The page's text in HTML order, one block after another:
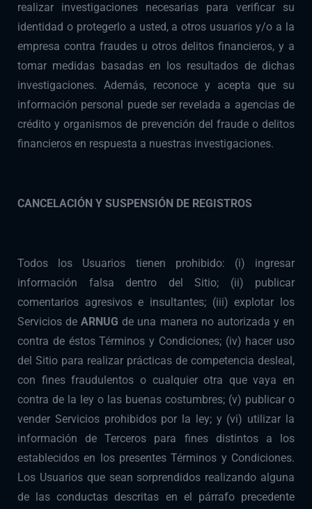
realizar investigaciones necesarias para verificar su
identidad o protegerlo a usted, a otros usuarios y/o a la
empresa contra fraudes u otros delitos financieros, y a
tomar medidas basadas en los resultados de dichas
investigaciones. Además, reconoce y acepta que su
información personal puede ser revelada a agencias de
crédito y organismos de prevención del fraude o delitos
financieros en respuesta a nuestras investigaciones.
CANCELACIÓN Y SUSPENSIÓN DE REGISTROS
Todos los Usuarios tienen prohibido: (i) ingresar
información falsa dentro del Sitio; (ii) publicar
comentarios agresivos e insultantes; (iii) explotar los
Servicios deARNUGde una manera no autorizada y en
contra de éstos Términos y Condiciones; (iv) hacer uso
del Sitio para realizar prácticas de competencia desleal,
con fines fraudulentos o cualquier otra que vaya en
contra de la ley o las buenas costumbres; (v) publicar o
vender Servicios prohibidos por la ley; y (vi) utilizar la
información de Terceros para fines distintos a los
establecidos en los presentes Términos y Condiciones.
Los Usuarios que sean sorprendidos realizando alguna
de las conductas descritas en el párrafo precedente